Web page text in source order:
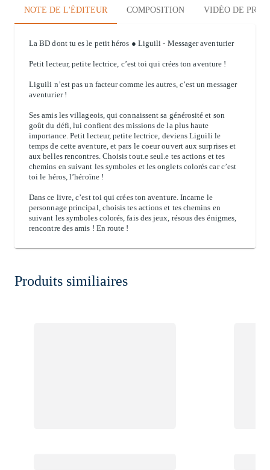
NOTE DE L'ÉDITEUR COMPOSITION VIDÉO DE
La BD dont tu es le petit héros ● Liguili - Messager aventurier
Petit lecteur, petite lectrice, c’est toi qui crées ton aventure !
Liguili n’est pas un facteur comme les autres, c’est un messager
aventurier !
Ses amis les villageois, qui connaissent sa générosité et son
goût du défi, lui confient des missions de la plus haute
importance. Petit lecteur, petite lectrice, deviens Liguili le
temps de cette aventure, et pars le coeur ouvert aux surprises et
aux belles rencontres. Choisis tout.e seul.e tes actions et tes
chemins en suivant les symboles et les onglets colorés car c’est
toi le héros, l’héroïne !
Dans ce livre, c’est toi qui crées ton aventure. Incarne le
personnage principal, choisis tes actions et tes chemins en
suivant les symboles colorés, fais des jeux, résous des énigmes,
rencontre des amis ! En route !
Produits similiaires